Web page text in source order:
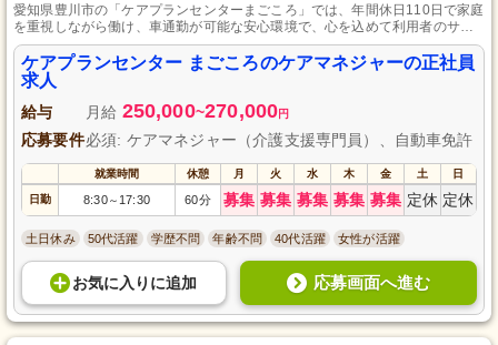
愛知県豊川市の「ケアプランセンターまごころ」では、年間休日110日で家庭
を重視しながら働け、車通勤が可能な安心環境で、心を込めて利用者のサポ
ートができます。
ケアプランセンター まごころのケアマネジャーの正社員
求人
給与 月給 250,000~270,000円
応募要件必須: ケアマネジャー（介護支援専門員）、自動車免許
就業時間 休憩 月 火 水 木 金 土 日
日勤 8:30～ 17:30 60分 募集 募集 募集 募集 募集 定休 定休
土日休み 50代活躍 学歴不問 年齢不問 40代活躍 女性が活躍
お気に入り に追加 応募画面へ進む